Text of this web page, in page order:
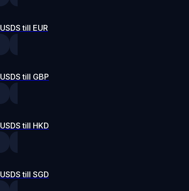
USDS till EUR
USDS till GBP
USDS till HKD
USDS till SGD